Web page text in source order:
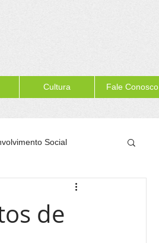
Cultura Fale Conosco
Social
Memória Itacaré
de